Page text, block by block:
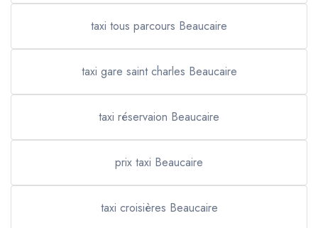
taxi tous parcours Beaucaire
taxi gare saint charles Beaucaire
taxi réservaion Beaucaire
prix taxi Beaucaire
taxi croisières Beaucaire